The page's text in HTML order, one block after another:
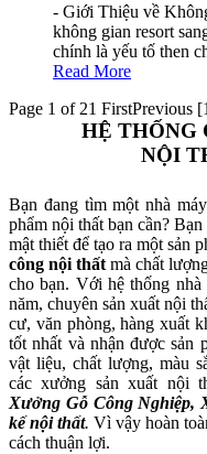
- Giới Thiệu về
không gian resort
chính là yếu tố then
Read More
Page 1 of 21 FirstPrevious
HỆ THỐNG
NỘI
Bạn đang tìm một nhà
phẩm nội thất bạn cần?
mật thiết để tạo ra một sản
công nội thất mà chất
cho bạn. Với hệ thống
năm, chuyên sản xuất nội
cư, văn phòng, hàng xuất
tốt nhất và nhận được sản
vật liệu, chất lượng, màu
các xưởng sản xuất nội
Xưởng Gỗ Công
kế nội thất. Vì vậy hoàn
cách thuận lợi.